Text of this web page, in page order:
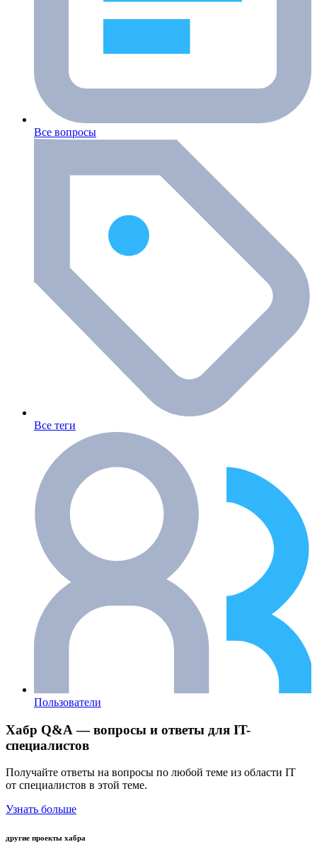
Все вопросы
Все теги
Пользователи
Хабр Q&A — вопросы и ответы для IT-
специалистов
Получайте ответы на вопросы по любой теме из области IT
от специалистов в этой теме.
Узнать больше
другие проекты хабра